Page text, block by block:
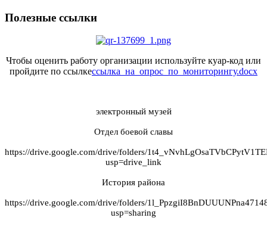
Полезные ссылки
Чтобы оценить работу организации используйте куар-код или
пройдите по ссылкессылка_на_опрос_по_мониторингу.docx
электронный музей
Отдел боевой славы
https://drive.google.com/drive/folders/
usp=drive_link
История района
https://drive.google.com/drive/folders/
usp=sharing